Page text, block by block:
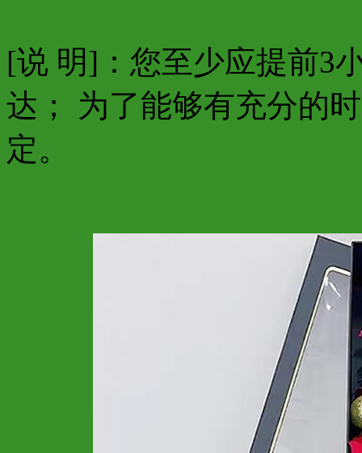
[说 明]：您至少应提前3
达； 为了能够有充分的
定。